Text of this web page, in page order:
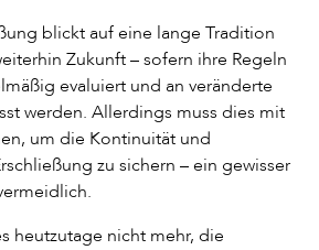
blickt auf eine lange Tradition
Zukunft – sofern ihre Regeln
evaluiert und an veränderte
werden. Allerdings muss dies mit
um die Kontinuität und
zu sichern – ein gewisser
heutzutage nicht mehr, die